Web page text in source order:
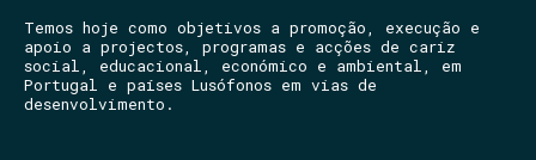
Temos hoje como objetivos a promoção, execução e
apoio a projectos, programas e acções de cariz
social, educacional, económico e ambiental, em
Portugal e países Lusófonos em vias de
desenvolvimento.